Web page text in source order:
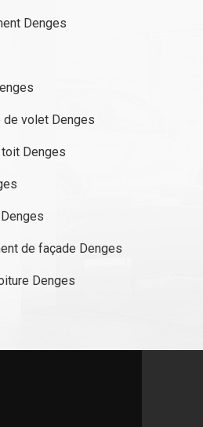
Denges
de volet Denges
Denges
de façade Denges
Denges